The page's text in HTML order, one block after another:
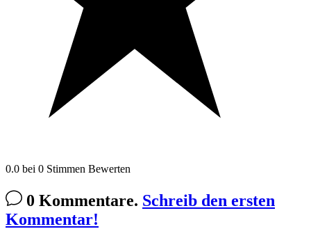
0.0 bei 0 Stimmen Bewerten
0 Kommentare. Schreib den ersten
Kommentar!